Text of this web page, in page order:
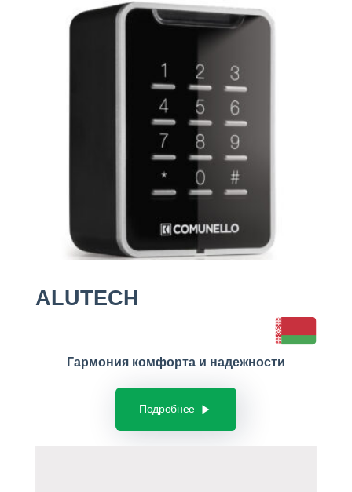
ALUTECH
Гармония комфорта и надежности
Подробнее